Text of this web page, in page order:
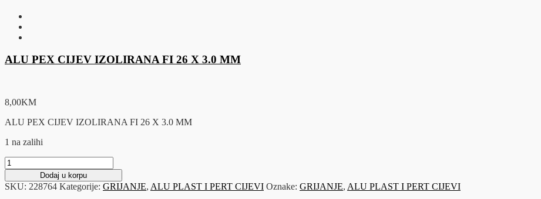
ALU PEX CIJEV IZOLIRANA FI 26 X 3.0 MM
8,00KM
ALU PEX CIJEV IZOLIRANA FI 26 X 3.0 MM
1 na zalihi
ALU
PEX
CIJEV
IZOLIRANA
Dodaj u korpu
SKU: 228764 Kategorije: GRIJANJE, ALU PLAST I PERT CIJEVI Oznake: GRIJANJE, ALU PLAST I PERT CIJEVI